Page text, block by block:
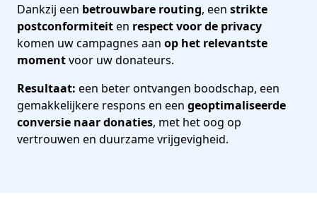
Dankzij een betrouwbare routing, een strikte
postconformiteiten respect voor de privacy
komen uw campagnes aan op het relevantste
momentvoor uw donateurs.
Resultaat: een beter ontvangen boodschap, een
gemakkelijkere respons en een geoptimaliseerde
conversie naar donaties, met het oog op
vertrouwen en duurzame vrijgevigheid.